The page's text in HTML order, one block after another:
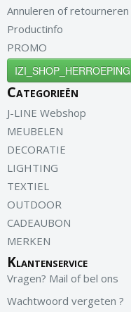
Annuleren of retourneren
Productinfo
PROMO
IZI_SHOP_HERROEPING
Categorieën
J-LINE Webshop
MEUBELEN
DECORATIE
LIGHTING
TEXTIEL
OUTDOOR
CADEAUBON
MERKEN
Klantenservice
Vragen? Mail of bel ons
Wachtwoord vergeten ?